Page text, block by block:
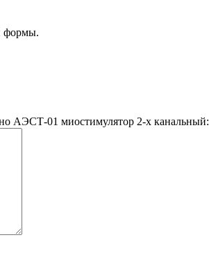
формы.
АЭСТ-01 миостимулятор 2-х канальный: